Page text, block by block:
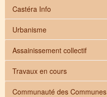
Castéra Info
Urbanisme
Assainissement collectif
Travaux en cours
Communauté des Communes